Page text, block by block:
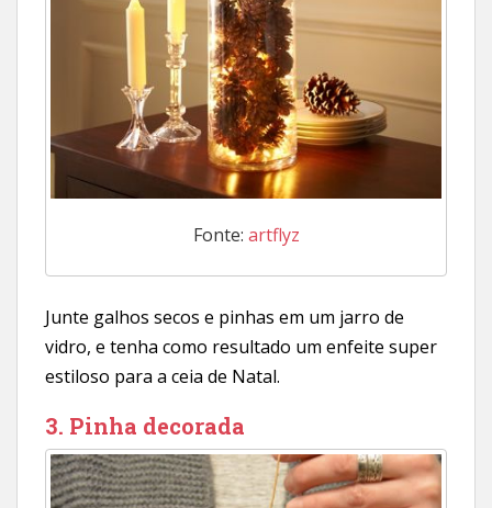
Fonte: artflyz
Junte galhos secos e pinhas em um jarro de
vidro, e tenha como resultado um enfeite super
estiloso para a ceia de Natal.
3. Pinha decorada